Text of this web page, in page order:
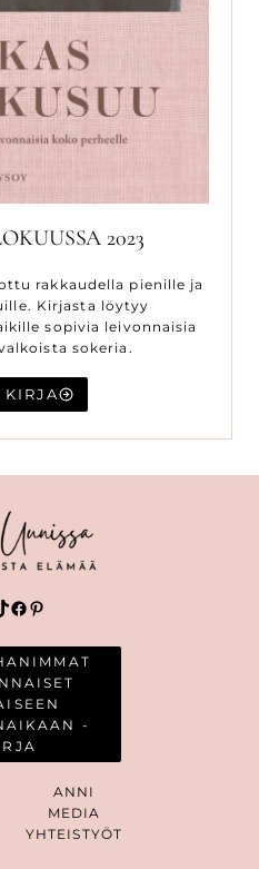
2023
rakkaudella pienille ja
Kirjasta löytyy
sopivia leivonnaisia
sokeria.
KIRJA
Facebook
Pinterest
-
ANNI
MEDIA
YHTEISTYÖT